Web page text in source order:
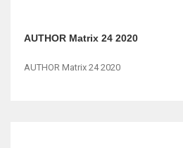
AUTHOR Matrix 24 2020
AUTHOR Matrix 24 2020